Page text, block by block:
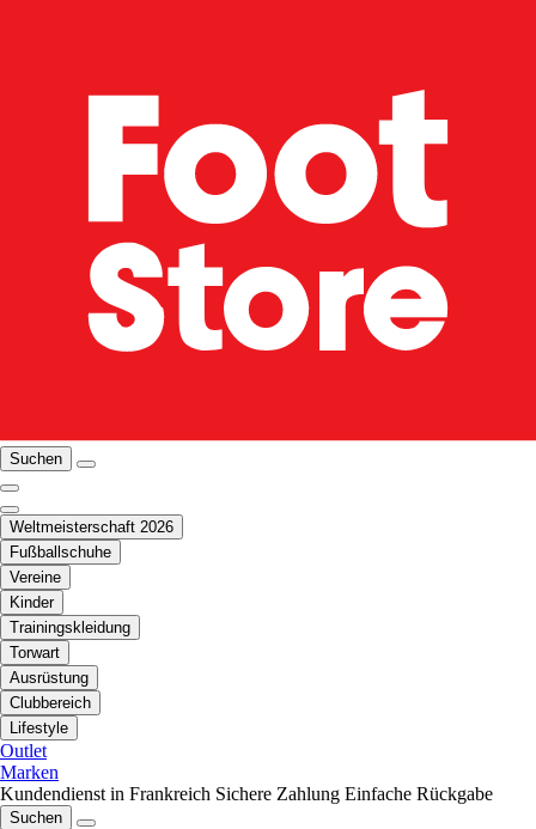
Suchen
Weltmeisterschaft 2026
Fußballschuhe
Vereine
Kinder
Trainingskleidung
Torwart
Ausrüstung
Clubbereich
Lifestyle
Outlet
Marken
Kundendienst in Frankreich Sichere Zahlung Einfache Rückgabe
Suchen